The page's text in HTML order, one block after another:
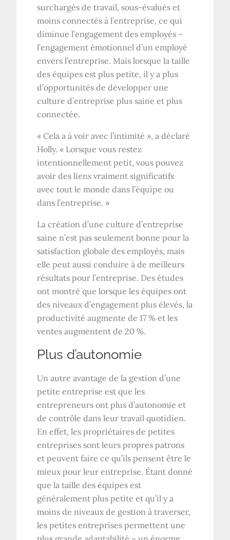
surchargés de travail, sous-évalués et
moins connectés à l’entreprise, ce qui
diminue l’engagement des employés –
l’engagement émotionnel d’un employé
envers l’entreprise. Mais lorsque la taille
des équipes est plus petite, il y a plus
d’opportunités de développer une
culture d’entreprise plus saine et plus
connectée.
« Cela a à voir avec l’intimité », a déclaré
Holly. « Lorsque vous restez
intentionnellement petit, vous pouvez
avoir des liens vraiment significatifs
avec tout le monde dans l’équipe ou
dans l’entreprise. »
La création d’une culture d’entreprise
saine n’est pas seulement bonne pour la
satisfaction globale des employés, mais
elle peut aussi conduire à de meilleurs
résultats pour l’entreprise. Des études
ont montré que lorsque les équipes ont
des niveaux d’engagement plus élevés, la
productivité augmente de 17 % et les
ventes augmentent de 20 %.
Plus d’autonomie
Un autre avantage de la gestion d’une
petite entreprise est que les
entrepreneurs ont plus d’autonomie et
de contrôle dans leur travail quotidien.
En effet, les propriétaires de petites
entreprises sont leurs propres patrons
et peuvent faire ce qu’ils pensent être le
mieux pour leur entreprise. Étant donné
que la taille des équipes est
généralement plus petite et qu’il y a
moins de niveaux de gestion à traverser,
les petites entreprises permettent une